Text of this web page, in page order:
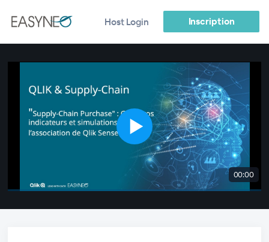
Host Login Inscription
00:00